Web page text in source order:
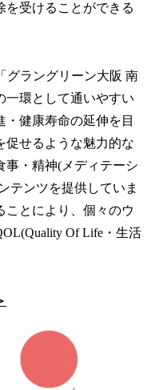
を受けることができる
グラングリーン大阪 南
一環として通いやすい
・健康寿命の延伸を目
促せるような魅力的な
事・精神(メディテーシ
テンツを提供していま
ことにより、個々のウ
Of Life・生活